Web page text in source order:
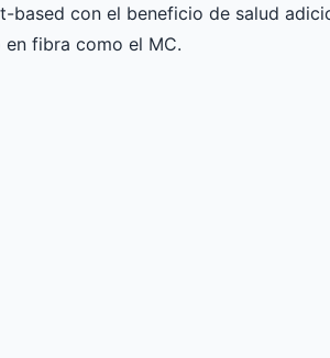
based con el beneficio de salud
fibra como el MC.